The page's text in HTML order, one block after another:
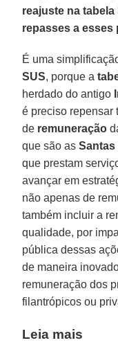
reajuste na
repasses a esses
É uma
SUS, porque a
herdado do antigo
é preciso repensar
de remuneração
que são asSantas
que prestam
avançar em
não apenas de
também incluir a
qualidade, por
pública dessas
de maneira
remuneração dos
filantrópicos ou
Leia mais